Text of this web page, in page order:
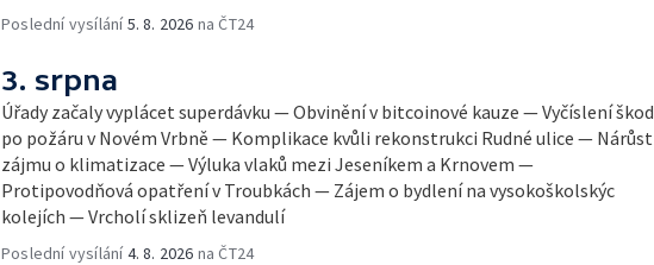
Poslední vysílání5. 8. 2026 na ČT24
3. srpna
Úřady začaly vyplácet superdávku — Obvinění v bitcoinové kauze — Vyčíslení škod
po požáru v Novém Vrbně — Komplikace kvůli rekonstrukci Rudné ulice — Nárůst
zájmu o klimatizace — Výluka vlaků mezi Jeseníkem a Krnovem —
Protipovodňová opatření v Troubkách — Zájem o bydlení na vysokoškolskýc
kolejích — Vrcholí sklizeň levandulí
Poslední vysílání4. 8. 2026 na ČT24